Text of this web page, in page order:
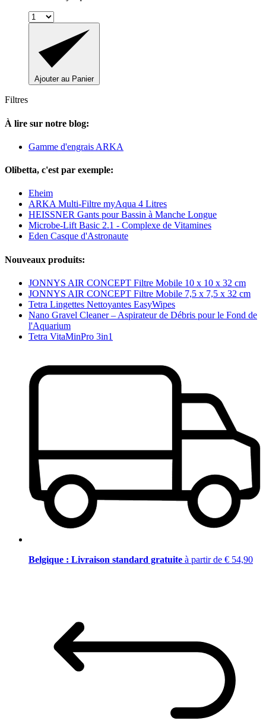
Ajouter au Panier
Filtres
À lire sur notre blog:
Gamme d'engrais ARKA
Olibetta, c'est par exemple:
Eheim
ARKA Multi-Filtre myAqua 4 Litres
HEISSNER Gants pour Bassin à Manche Longue
Microbe-Lift Basic 2.1 - Complexe de Vitamines
Eden Casque d'Astronaute
Nouveaux produits:
JONNYS AIR CONCEPT Filtre Mobile 10 x 10 x 32 cm
JONNYS AIR CONCEPT Filtre Mobile 7,5 x 7,5 x 32 cm
Tetra Lingettes Nettoyantes EasyWipes
Nano Gravel Cleaner – Aspirateur de Débris pour le Fond de
l'Aquarium
Tetra VitaMinPro 3in1
Belgique : Livraison standard gratuite à partir de € 54,90